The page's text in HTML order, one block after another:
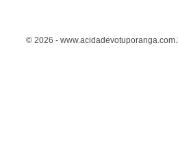
© 2026 -